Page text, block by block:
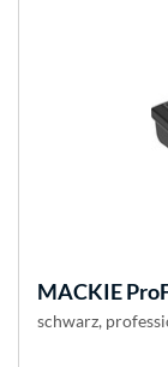
MACKIE
schwarz,